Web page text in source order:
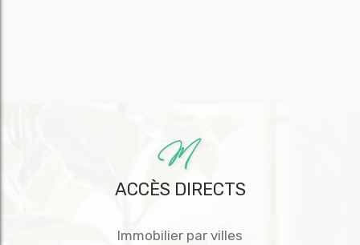
ACCÈS DIRECTS
Immobilier par villes